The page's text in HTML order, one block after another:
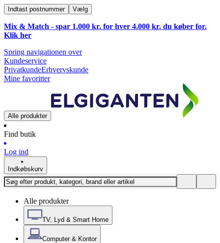
Indtast postnummer Vælg
Mix & Match - spar 1.000 kr. for hver 4.000 kr. du køber for.
Klik her
Spring navigationen over
Kundeservice
PrivatkundeErhvervskunde
Mine favoritter
Alle produkter
Find butik
Log ind
Indkøbskurv
Alle produkter
TV, Lyd & Smart Home
Computer & Kontor